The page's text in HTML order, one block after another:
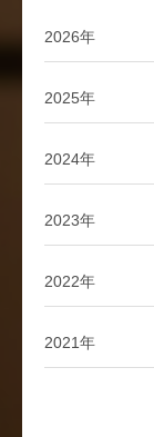
2026年
2025年
2024年
2023年
2022年
2021年